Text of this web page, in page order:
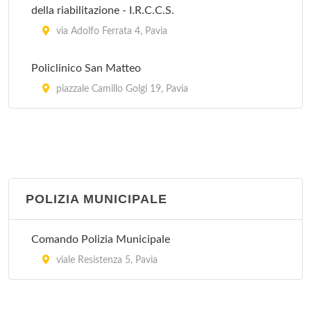
della riabilitazione - I.R.C.C.S.
via Adolfo Ferrata 4, Pavia
Policlinico San Matteo
piazzale Camillo Golgi 19, Pavia
POLIZIA MUNICIPALE
Comando Polizia Municipale
viale Resistenza 5, Pavia